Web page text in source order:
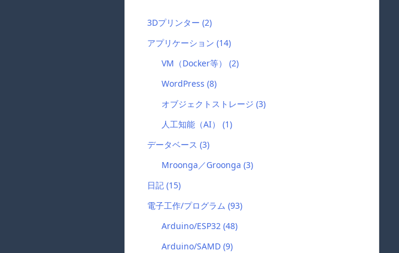
3Dプリンター (2)
アプリケーション (14)
VM（Docker等）(2)
WordPress(8)
オブジェクトストレージ(3)
人工知能（AI）(1)
データベース (3)
Mroonga／Groonga(3)
日記 (15)
電子工作/プログラム (93)
Arduino/ESP32(48)
Arduino/SAMD(9)